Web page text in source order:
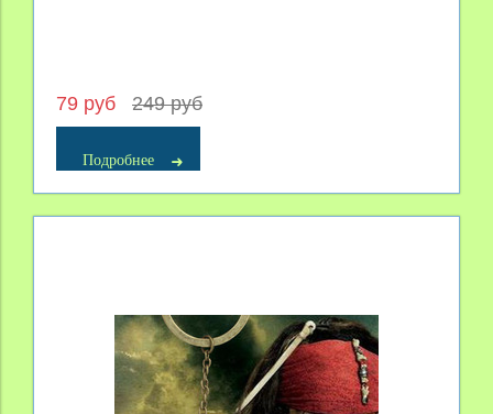
79 руб 249 руб
Подробнее